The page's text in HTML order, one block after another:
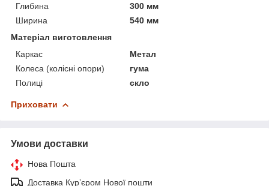
Глибина
300 мм
Ширина
540 мм
Матеріал виготовлення
Каркас
Метал
Колеса (колісні опори)
гума
Полиці
скло
Приховати
Умови доставки
Нова Пошта
Доставка Курʼєром Нової пошти